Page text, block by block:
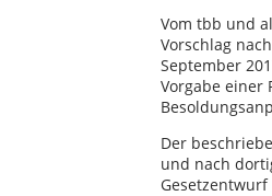
Vom tbb und
Vorschlag
September
Vorgabe einer
Der
und nach